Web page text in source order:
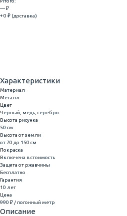
— ₽
+ 0 ₽ (доставка)
Характеристики
Материал
Металл
Цвет
Черный, медь, серебро
Высота рисунка
50 см
Высота от земли
от 70 до 150 см
Покраска
Включена в стоимость
Защита от ржавчины
Бесплатно
Гарантия
10 лет
Цена
990 ₽ / погонный метр
Описание